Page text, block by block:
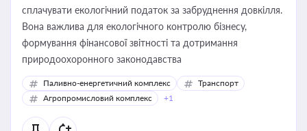
сплачувати екологічний податок за забруднення довкілля.
Вона важлива для екологічного контролю бізнесу,
формування фінансової звітності та дотримання
природоохоронного законодавства
Паливно-енергетичний комплекс
Транспорт
Агропромисловий комплекс
+1